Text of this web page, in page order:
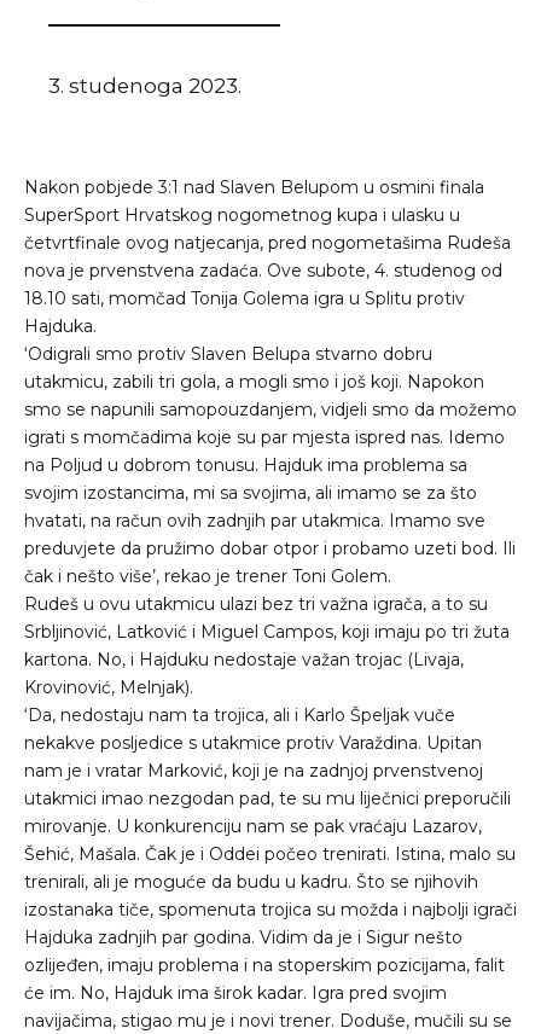
3. studenoga 2023.
Nakon pobjede 3:1 nad Slaven Belupom u osmini finala
SuperSport Hrvatskog nogometnog kupa i ulasku u
četvrtfinale ovog natjecanja, pred nogometašima Rudeša
nova je prvenstvena zadaća. Ove subote, 4. studenog od
18.10 sati, momčad Tonija Golema igra u Splitu protiv
Hajduka.
‘Odigrali smo protiv Slaven Belupa stvarno dobru
utakmicu, zabili tri gola, a mogli smo i još koji. Napokon
smo se napunili samopouzdanjem, vidjeli smo da možemo
igrati s momčadima koje su par mjesta ispred nas. Idemo
na Poljud u dobrom tonusu. Hajduk ima problema sa
svojim izostancima, mi sa svojima, ali imamo se za što
hvatati, na račun ovih zadnjih par utakmica. Imamo sve
preduvjete da pružimo dobar otpor i probamo uzeti bod. Ili
čak i nešto više’, rekao je trener Toni Golem.
Rudeš u ovu utakmicu ulazi bez tri važna igrača, a to su
Srbljinović, Latković i Miguel Campos, koji imaju po tri žuta
kartona. No, i Hajduku nedostaje važan trojac (Livaja,
Krovinović, Melnjak).
‘Da, nedostaju nam ta trojica, ali i Karlo Špeljak vuče
nekakve posljedice s utakmice protiv Varaždina. Upitan
nam je i vratar Marković, koji je na zadnjoj prvenstvenoj
utakmici imao nezgodan pad, te su mu liječnici preporučili
mirovanje. U konkurenciju nam se pak vraćaju Lazarov,
Šehić, Mašala. Čak je i Oddei počeo trenirati. Istina, malo su
trenirali, ali je moguće da budu u kadru. Što se njihovih
izostanaka tiče, spomenuta trojica su možda i najbolji igrači
Hajduka zadnjih par godina. Vidim da je i Sigur nešto
ozlijeđen, imaju problema i na stoperskim pozicijama, falit
će im. No, Hajduk ima širok kadar. Igra pred svojim
navijačima, stigao mu je i novi trener. Doduše, mučili su se